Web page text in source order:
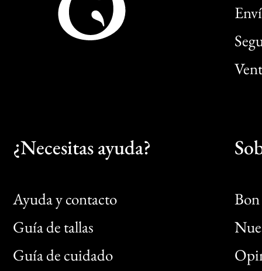
¿Necesitas ayuda?
Ayuda y contacto
Guía de tallas
Guía de cuidado
Bon